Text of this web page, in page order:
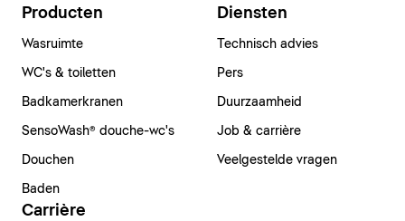
Producten
Wasruimte
WC's & toiletten
Badkamerkranen
SensoWash® douche-wc's
Douchen
Baden
Diensten
Technisch advies
Pers
Duurzaamheid
Job & carrière
Veelgestelde vragen
Carrière